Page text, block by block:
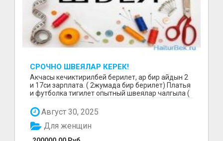
СРОЧНО ШВЕЯЛАР КЕРЕК!
Акчасы кечиктирилбей берилет, ар бир айдын 2
и 17си зарплата. ( 2жумада бир берилет) Платья
и футболка тигилет опытный швеялар чалгыла (
Август 30, 2025
Для женщин